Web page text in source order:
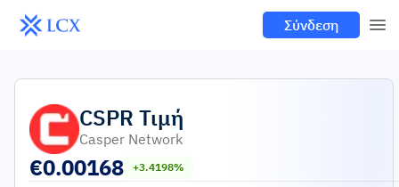
Σύνδεση
CSPR Τιμή
Casper Network
€0.00168 +3.4198%